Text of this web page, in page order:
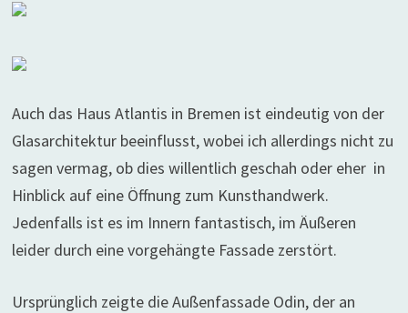
Auch das Haus Atlantis in Bremen ist eindeutig von der
Glasarchitektur beeinflusst, wobei ich allerdings nicht zu
sagen vermag, ob dies willentlich geschah oder eher in
Hinblick auf eine Öffnung zum Kunsthandwerk.
Jedenfalls ist es im Innern fantastisch, im Äußeren
leider durch eine vorgehängte Fassade zerstört.
Ursprünglich zeigte die Außenfassade Odin, der an